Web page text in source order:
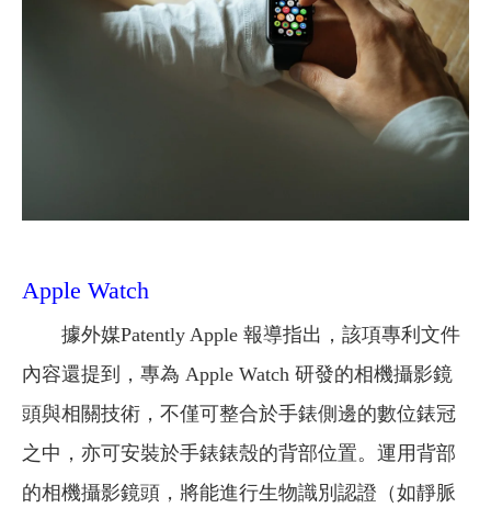
Apple Watch
據外媒Patently Apple 報導指出，該項專利文件
內容還提到，專為 Apple Watch 研發的相機攝影鏡
頭與相關技術，不僅可整合於手錶側邊的數位錶冠
之中，亦可安裝於手錶錶殼的背部位置。運用背部
的相機攝影鏡頭，將能進行生物識別認證（如靜脈